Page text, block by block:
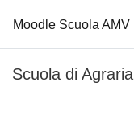
Moodle Scuola AMV
Scuola di